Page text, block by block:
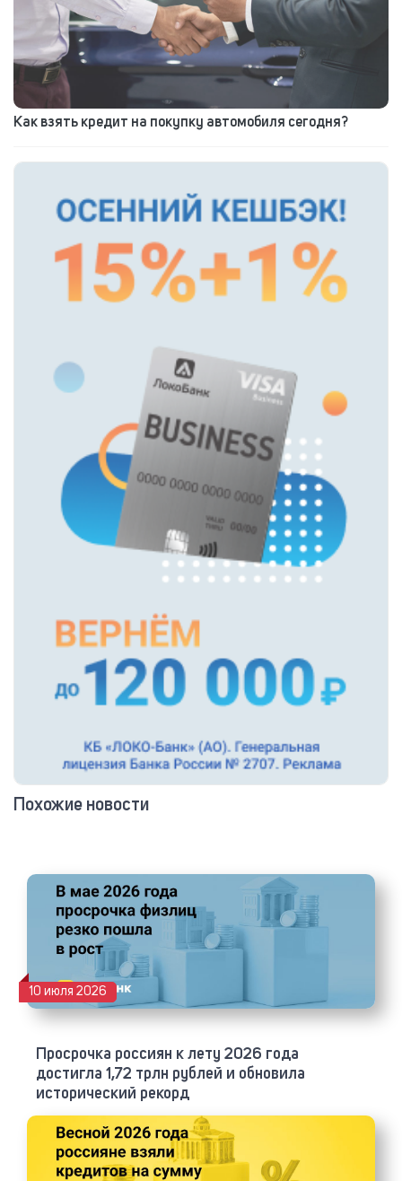
Как взять кредит на покупку автомобиля сегодня?
Похожие новости
Просрочка россиян к лету 2026 года
достигла 1,72 трлн рублей и обновила
исторический рекорд
10 июля 2026